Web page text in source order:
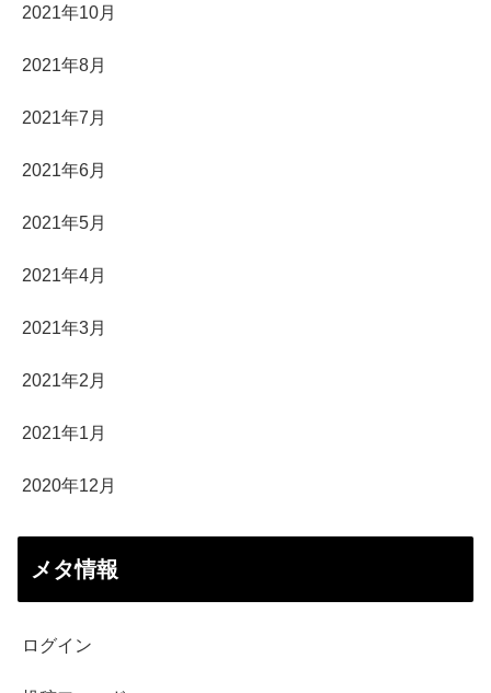
2021年10月
2021年8月
2021年7月
2021年6月
2021年5月
2021年4月
2021年3月
2021年2月
2021年1月
2020年12月
メタ情報
ログイン